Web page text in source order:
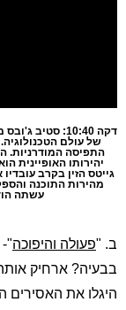
דקה 10:40:
של עולם
יהירותו האופיינית
גייטס הזין בקרב
מהירות התוכנה
עשתה
ב. "פעולה והיפוכה
בבעיה? ארחיק
היגלו את האסירים